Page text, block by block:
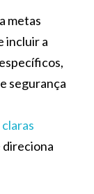
metas
incluir a
segurança
direciona